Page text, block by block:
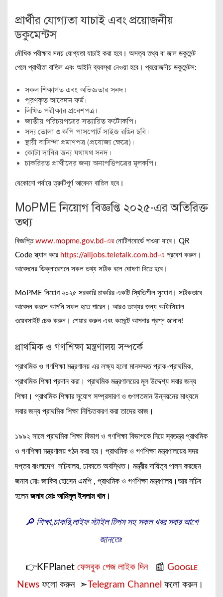
প্রার্থীর যোগ্যতা যাচাই এবং প্রয়োজনীয়
ডকুমেন্টস
মৌখিক পরীক্ষার সময় যোগ্যতা যাচাই করা হবে। অসত্য তথ্য বা জাল ডকুমেন্ট
পেলে প্রার্থীতা বাতিল এবং আইনি ব্যবস্থা নেওয়া হবে। প্রয়োজনীয় ডকুমেন্টস:
সকল শিক্ষাগত এবং অভিজ্ঞতার সনদ।
পূরণকৃত আবেদন ফর্ম।
লিখিত পরীক্ষার প্রবেশপত্র।
জাতীয় পরিচয়পত্রের সত্যায়িত ফটোকপি।
সদ্য তোলা ৩ কপি পাসপোর্ট সাইজ রঙিন ছবি।
স্থায়ী বাসিন্দা প্রমাণপত্র (প্রযোজ্য ক্ষেত্রে)।
কোটা দাবির জন্য যথাযথ সনদ।
চাকরিরত প্রার্থীদের জন্য অনাপত্তিপত্রের মূলকপি।
যেকোনো পর্যায়ে ত্রুটিপূর্ণ আবেদন বাতিল হবে।
MoPME নিয়োগ বিজ্ঞপ্তি ২০২৫-এর অতিরিক্ত
তথ্য
বিজ্ঞপ্তি www.mopme.gov.bd-এর নোটিশবোর্ডে পাওয়া যাবে। QR
Code স্ক্যান করে https://alljobs.teletalk.com.bd-এ প্রবেশ করুন।
আবেদনের ডিক্লারেশনে সকল তথ্য সঠিক বলে ঘোষণা দিতে হবে।
MoPME নিয়োগ ২০২৫ সরকারি চাকরির একটি স্থিতিশীল সুযোগ। সঠিকভাবে
আবেদন করলে আপনি সফল হতে পারেন। আরও তথ্যের জন্য অফিসিয়াল
ওয়েবসাইট চেক করুন। শেয়ার করুন এবং কমেন্টে আপনার প্রশ্ন জানান!
প্রাথমিক ও গণশিক্ষা মন্ত্রণালয় সম্পর্কে
প্রাথমিক ও গণশিক্ষা মন্ত্রণালয় এর লক্ষ্য হলো মানসম্মত প্রাক-প্রাথমিক,
প্রাথমিক শিক্ষা প্রদান করা। প্রাথমিক মন্ত্রণালয়ের মূল উদ্দেশ্য সবার জন্য
শিক্ষা। প্রাথমিক শিক্ষার সুযোগ সম্প্রসারণ ও গুণগতমান উন্নয়নের মাধ্যমে
সবার জন্য প্রাথমিক শিক্ষা নিশ্চিতকরণ করা তাদের কাজ।
১৯৯২ সালে প্রাথমিক শিক্ষা বিভাগ ও গণশিক্ষা বিভাগকে নিয়ে স্বতন্ত্র প্রাথমিক
ও গণশিক্ষা মন্ত্রণালয় গঠন করা হয়। প্রাথমিক ও গণশিক্ষা মন্ত্রণালয়ের সদর
দপ্তর বাংলাদেশ সচিবালয়, ঢাকাতে অবস্থিত। মন্ত্রীর দায়িত্ব পালন করছেন
জনাব মোঃ জাকির হোসেন এমপি , প্রাথমিক ও গণশিক্ষা মন্ত্রণালয়।আর সচিব
হলেনজনাব মোঃ আমিনুল ইসলাম খান।
🔎 শিক্ষা,চাকরি,লাইফ স্টাইল টিপস সহ সকল খবর সবার আগে
জানতেঃ
👉KFPlanet ফেসবুক পেজ লাইক দিন📰 Gᴏᴏɢʟᴇ
Nᴇᴡs ফলো করুন ➣Telegram Channel ফলো করুন।